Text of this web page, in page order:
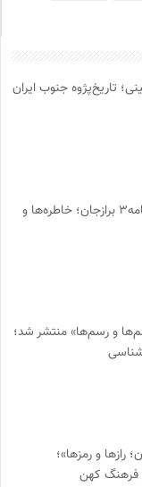
تاریخ‌پژوه جنوب ایران
انتشار جلد سوم کتاب «یادنامه۳ برازجان؛ خاطره‌ها و
اسم‌ها و رسم‌ها» منتشر شد؛
برازجان؛ رازها و رمزها»؛
فرهنگ کهن